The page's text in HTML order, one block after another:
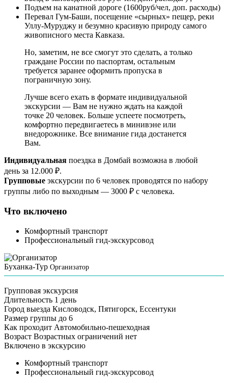
Подъем на канатной дороге (1600руб/чел, доп. расходы)
Перевал Гум-Баши, посещение «сырных» пещер, реки
Уллу-Муруджу и безумно красивую природу самого
живописного места Кавказа.
Но, заметим, не все смогут это сделать, а только
граждане России по паспортам, остальным
требуется заранее оформить пропуска в
пограничную зону.
Лучше всего ехать в формате индивидуальной
экскурсии — Вам не нужно ждать на каждой
точке 20 человек. Больше успеете посмотреть,
комфортно передвигаетесь в минивэне или
внедорожнике. Все внимание гида достанется
Вам.
Индивидуальная поездка в Домбай возможна в любой
день за 12.000 ₽.
Групповые экскурсии по 6 человек проводятся по набору
группы либо по выходным — 3000 ₽ с человека.
Что включено
Комфортный транспорт
Профессиональный гид-экскурсовод
Буханка-Тур Организатор
Групповая экскурсия
Длительность 1 день
Город выезда Кисловодск, Пятигорск, Ессентуки
Размер группы до 6
Как проходит Автомобильно-пешеходная
Возраст Возрастных ограничений нет
Включено в экскурсию
Комфортный транспорт
Профессиональный гид-экскурсовод